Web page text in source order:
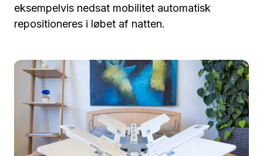
eksempelvis nedsat mobilitet automatisk
repositioneres i løbet af natten.